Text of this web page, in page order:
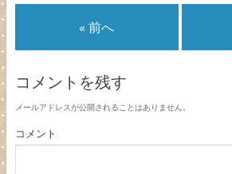
« 前へ
コメントを残す
メールアドレスが公開されることはありません。
コメント